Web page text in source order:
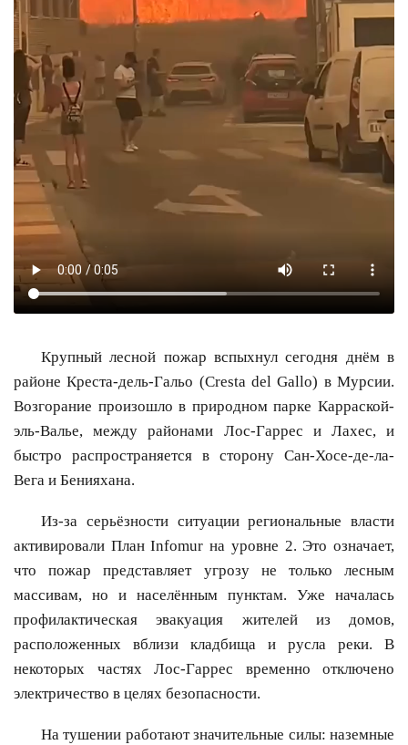
Крупный лесной пожар вспыхнул сегодня днём в
районе Креста-дель-Гальо (Cresta del Gallo) в Мурсии.
Возгорание произошло в природном парке Карраской-
эль-Валье, между районами Лос-Гаррес и Лахес, и
быстро распространяется в сторону Сан-Хосе-де-ла-
Вега и Бенияхана.
Из-за серьёзности ситуации региональные власти
активировали План Infomur на уровне 2. Это означает,
что пожар представляет угрозу не только лесным
массивам, но и населённым пунктам. Уже началась
профилактическая эвакуация жителей из домов,
расположенных вблизи кладбища и русла реки. В
некоторых частях Лос-Гаррес временно отключено
электричество в целях безопасности.
На тушении работают значительные силы: наземные